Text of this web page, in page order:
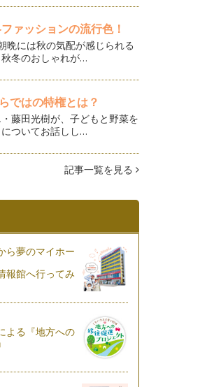
ァッションの流行色！
晩には秋の気配が感じられる
冬のおしゃれが…
ではの特権とは？
藤田光樹が、子どもと野菜を
ついてお話しし…
記事一覧を見る
ら夢のマイホー
報館へ行ってみ
よる『地方への